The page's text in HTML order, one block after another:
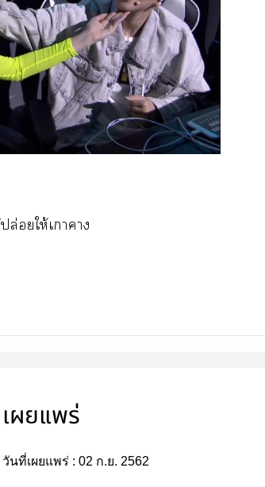
อยให้เาา
เผยแพร่
วันที่เผยแพร่ : 02 ก.ย. 2562